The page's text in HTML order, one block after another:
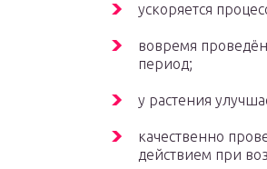
ускоряется
вовремя
период;
у растения
качественно
действием при